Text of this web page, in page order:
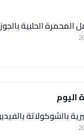
الحلبية بالجوز
اليوم
بالشوكولاتة